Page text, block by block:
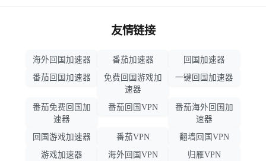
友情链接
海外回国加速器 番茄加速器
回国加速器
番茄回国加速器
免费回国游戏加
速器
一键回国加速器
番茄免费回国加
速器
番茄回国VPN
番茄海外回国加
速器
回国游戏加速器
番茄VPN
翻墙回国VPN
游戏加速器
海外回国VPN 归雁VPN